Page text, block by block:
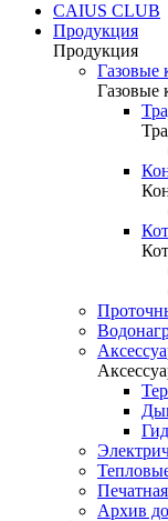
CAIUS CLUB
Продукция
Продукция
Газовые
Газовые
Архив